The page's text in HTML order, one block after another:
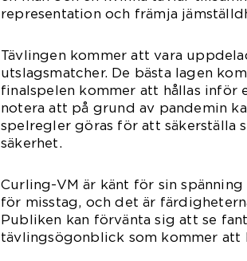
representation och främja
Tävlingen kommer att vara
utslagsmatcher. De bästa lagen
finalspelen kommer att hållas inför
notera att på grund av pandemin
spelregler göras för att säkerställa
säkerhet.
Curling-VM är känt för sin
för misstag, och det är
Publiken kan förvänta sig att se
tävlingsögonblick som kommer att